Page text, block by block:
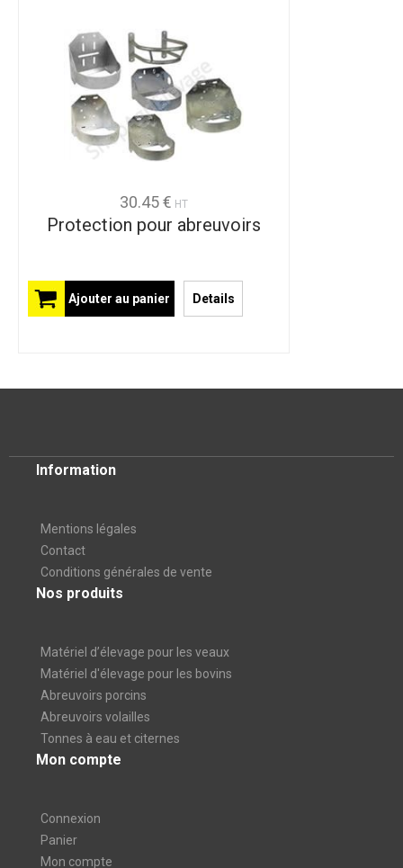
30.45 € HT
Protection pour abreuvoirs
Ajouter au panier Details
Information
Mentions légales
Contact
Conditions générales de vente
Nos produits
Matériel d’élevage pour les veaux
Matériel d'élevage pour les bovins
Abreuvoirs porcins
Abreuvoirs volailles
Tonnes à eau et citernes
Mon compte
Connexion
Panier
Mon compte